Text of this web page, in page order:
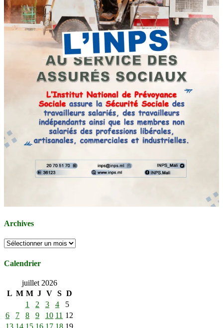
Archives
Archives
Calendrier
juillet 2026
L M M J V S D
1
2 3 4
5
6
7 8 9 10 11 12
13 14 15 16 17 18 19